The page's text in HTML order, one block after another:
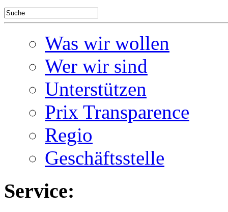
Was wir wollen
Wer wir sind
Unterstützen
Prix Transparence
Regio
Geschäftsstelle
Service: